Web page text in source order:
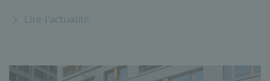
Lire l’actualité